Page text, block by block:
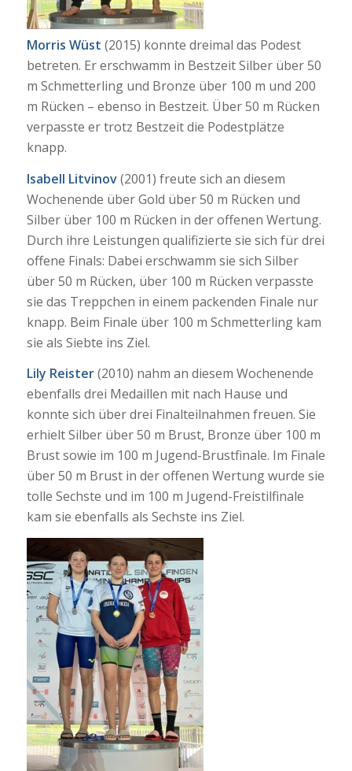
Morris Wüst (2015) konnte dreimal das Podest
betreten. Er erschwamm in Bestzeit Silber über 50
m Schmetterling und Bronze über 100 m und 200
m Rücken – ebenso in Bestzeit. Über 50 m Rücken
verpasste er trotz Bestzeit die Podestplätze
knapp.
Isabell Litvinov(2001) freute sich an diesem
Wochenende über Gold über 50 m Rücken und
Silber über 100 m Rücken in der offenen Wertung.
Durch ihre Leistungen qualifizierte sie sich für drei
offene Finals: Dabei erschwamm sie sich Silber
über 50 m Rücken, über 100 m Rücken verpasste
sie das Treppchen in einem packenden Finale nur
knapp. Beim Finale über 100 m Schmetterling kam
sie als Siebte ins Ziel.
Lily Reister(2010) nahm an diesem Wochenende
ebenfalls drei Medaillen mit nach Hause und
konnte sich über drei Finalteilnahmen freuen. Sie
erhielt Silber über 50 m Brust, Bronze über 100 m
Brust sowie im 100 m Jugend-Brustfinale. Im Finale
über 50 m Brust in der offenen Wertung wurde sie
tolle Sechste und im 100 m Jugend-Freistilfinale
kam sie ebenfalls als Sechste ins Ziel.